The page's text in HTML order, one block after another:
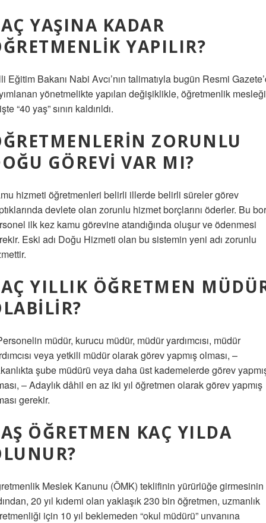
YAŞINA KADAR
YAPILIR?
Eğitim Bakanı Nabi Avcı’nın talimatıyla bugün Resmi
yönetmelikte yapılan değişiklikle, öğretmenlik
“40 yaş” sınırı kaldırıldı.
ZORUNLU
GÖREVI VAR MI?
hizmeti öğretmenleri belirli illerde belirli süreler görev
devlete olan zorunlu hizmet borçlarını öderler. Bu
ilk kez kamu görevine atandığında oluşur ve ödenmesi
Eski adı Doğu Hizmeti olan bu sistemin yeni adı zorunlu
YILLIK ÖĞRETMEN
müdür, kurucu müdür, müdür yardımcısı, müdür
veya yetkili müdür olarak görev yapmış olması, –
şube müdürü veya daha üst kademelerde görev
– Adaylık dâhil en az iki yıl öğretmen olarak görev yapmış
gerekir.
ÖĞRETMEN KAÇ YILDA
Meslek Kanunu (ÖMK) teklifinin yürürlüğe girmesinin
20 yıl kıdemi olan yaklaşık 230 bin öğretmen, uzmanlık
için 10 yıl beklemeden “okul müdürü” unvanına